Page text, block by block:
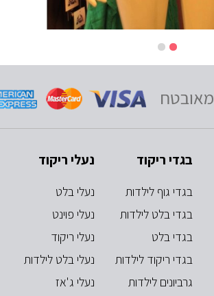
בגדי ריקוד
בגדי גוף לילדות
בגדי בלט לילדות
בגדי בלט
בגדי ריקוד לילדות
גרביונים לילדות
נעלי ריקוד
נעלי בלט
נעלי פוינט
נעלי ריקוד
נעלי בלט לילדות
נעלי ג'אז